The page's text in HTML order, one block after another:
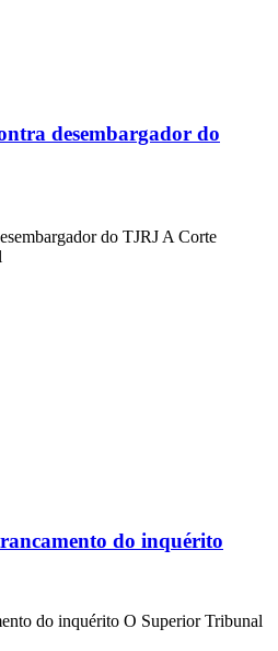
desembargador do
do TJRJ ​A Corte
do inquérito
do inquérito O Superior Tribunal